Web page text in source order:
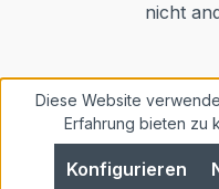
nicht
Diese Website
Erfahrung bieten zu
Konfigurieren